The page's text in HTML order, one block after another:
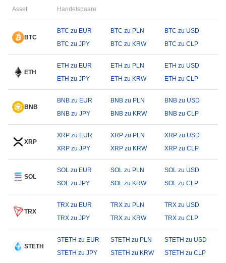
Asset Handelspaare
BTC
BTC zu EUR BTC zu PLN
BTC zu USD
BTC zu JPY
BTC zu KRW BTC zu CLP
ETH
ETH zu EUR ETH zu PLN
ETH zu USD
ETH zu JPY
ETH zu KRW ETH zu CLP
BNB
BNB zu EUR BNB zu PLN
BNB zu USD
BNB zu JPY
BNB zu KRW BNB zu CLP
XRP
XRP zu EUR XRP zu PLN
XRP zu USD
XRP zu JPY
XRP zu KRW XRP zu CLP
SOL
SOL zu EUR SOL zu PLN
SOL zu USD
SOL zu JPY
SOL zu KRW SOL zu CLP
TRX
TRX zu EUR TRX zu PLN
TRX zu USD
TRX zu JPY
TRX zu KRW TRX zu CLP
STETH
STETH zu EUR STETH zu PLN
STETH zu USD
STETH zu JPY
STETH zu KRW STETH zu CLP